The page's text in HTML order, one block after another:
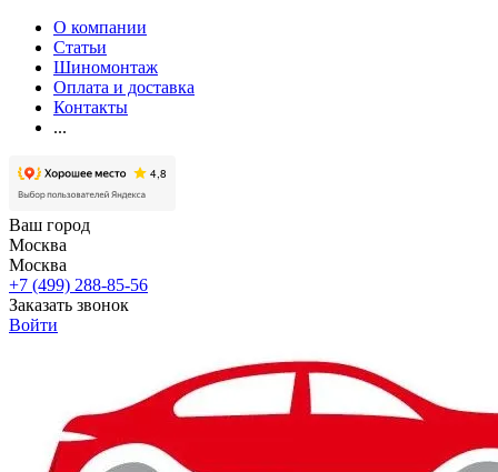
О компании
Статьи
Шиномонтаж
Оплата и доставка
Контакты
...
Ваш город
Москва
Москва
+7 (499) 288-85-56
Заказать звонок
Войти